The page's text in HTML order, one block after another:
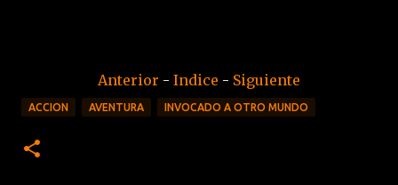
Anterior - Indice - Siguiente
ACCION AVENTURA INVOCADO A OTRO MUNDO